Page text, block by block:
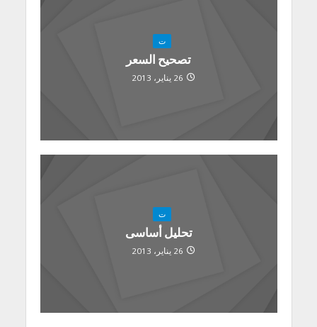
ت
تصحيح السعر
26 يناير، 2013
ت
تحليل أساسى
26 يناير، 2013